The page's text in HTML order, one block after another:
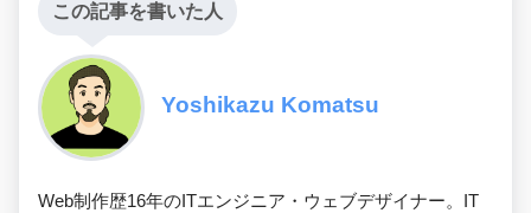
この記事を書いた人
Yoshikazu Komatsu
Web制作歴16年のITエンジニア・ウェブデザイナー。IT